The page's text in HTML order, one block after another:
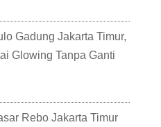
Gadung Jakarta Timur,
Glowing Tanpa Ganti
Rebo Jakarta Timur